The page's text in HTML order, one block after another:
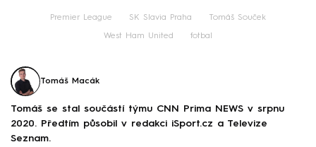
Premier League SK Slavia Praha Tomáš Souček
West Ham United fotbal
Tomáš Macák
Tomáš se stal součástí týmu CNN Prima NEWS v srpnu
2020. Předtím působil v redakci iSport.cz a Televize
Seznam.